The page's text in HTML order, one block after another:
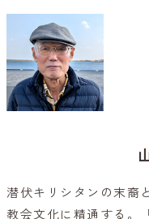
潜伏キリシタンの末裔
教会文化に精通する。